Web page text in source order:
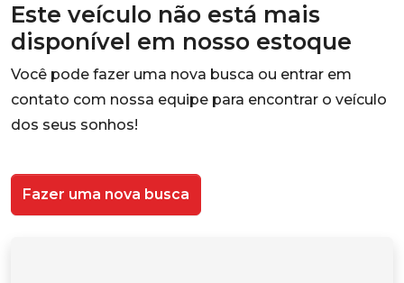
Este veículo não está mais
disponível em nosso estoque
Você pode fazer uma nova busca ou entrar em
contato com nossa equipe para encontrar o veículo
dos seus sonhos!
Fazer uma nova busca